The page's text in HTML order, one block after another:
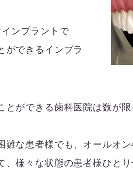
ンプラントで
ができるインプラ
ができる歯科医院は数が限
な患者様でも、オールオ
、様々な状態の患者様ひと